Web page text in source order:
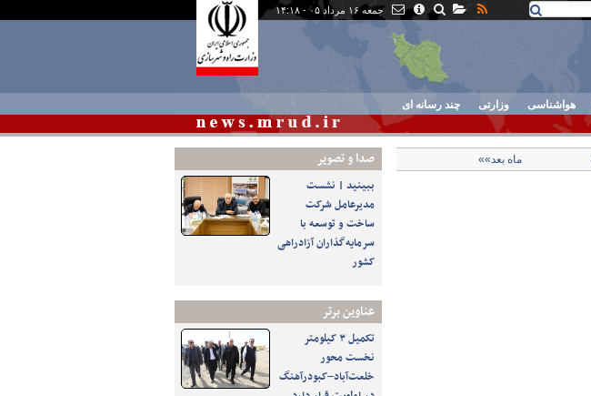
جمعه ۱۶ مرداد ۰۵ - ۱۴:۱۸
هواشناسی وزارتی چند رسانه ای
صدا و تصوير
ببینید | نشست
مدیرعامل شرکت
ساخت و توسعه با
سرمایه‌گذاران آزادراهی
کشور
عناوین برتر
تکمیل ۳ کیلومتر
نخست محور
خلعت‌آباد–کبودرآهنگ
ماه بعد»»